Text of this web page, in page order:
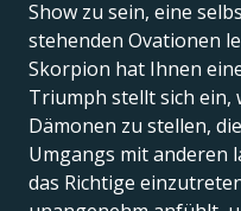
Show zu sein, eine
stehenden Ovationen
Skorpion hat Ihnen
Triumph stellt sich ein,
Dämonen zu stellen,
Umgangs mit anderen
das Richtige